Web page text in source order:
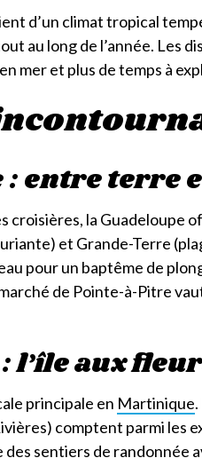
d’un climat tropical
au long de l’année. Les
mer et plus de temps à
: entre terre
croisières, la Guadeloupe
et Grande-Terre
pour un baptême de
de Pointe-à-Pitre
l’île aux
principale en Martinique
comptent parmi les
sentiers de randonnée